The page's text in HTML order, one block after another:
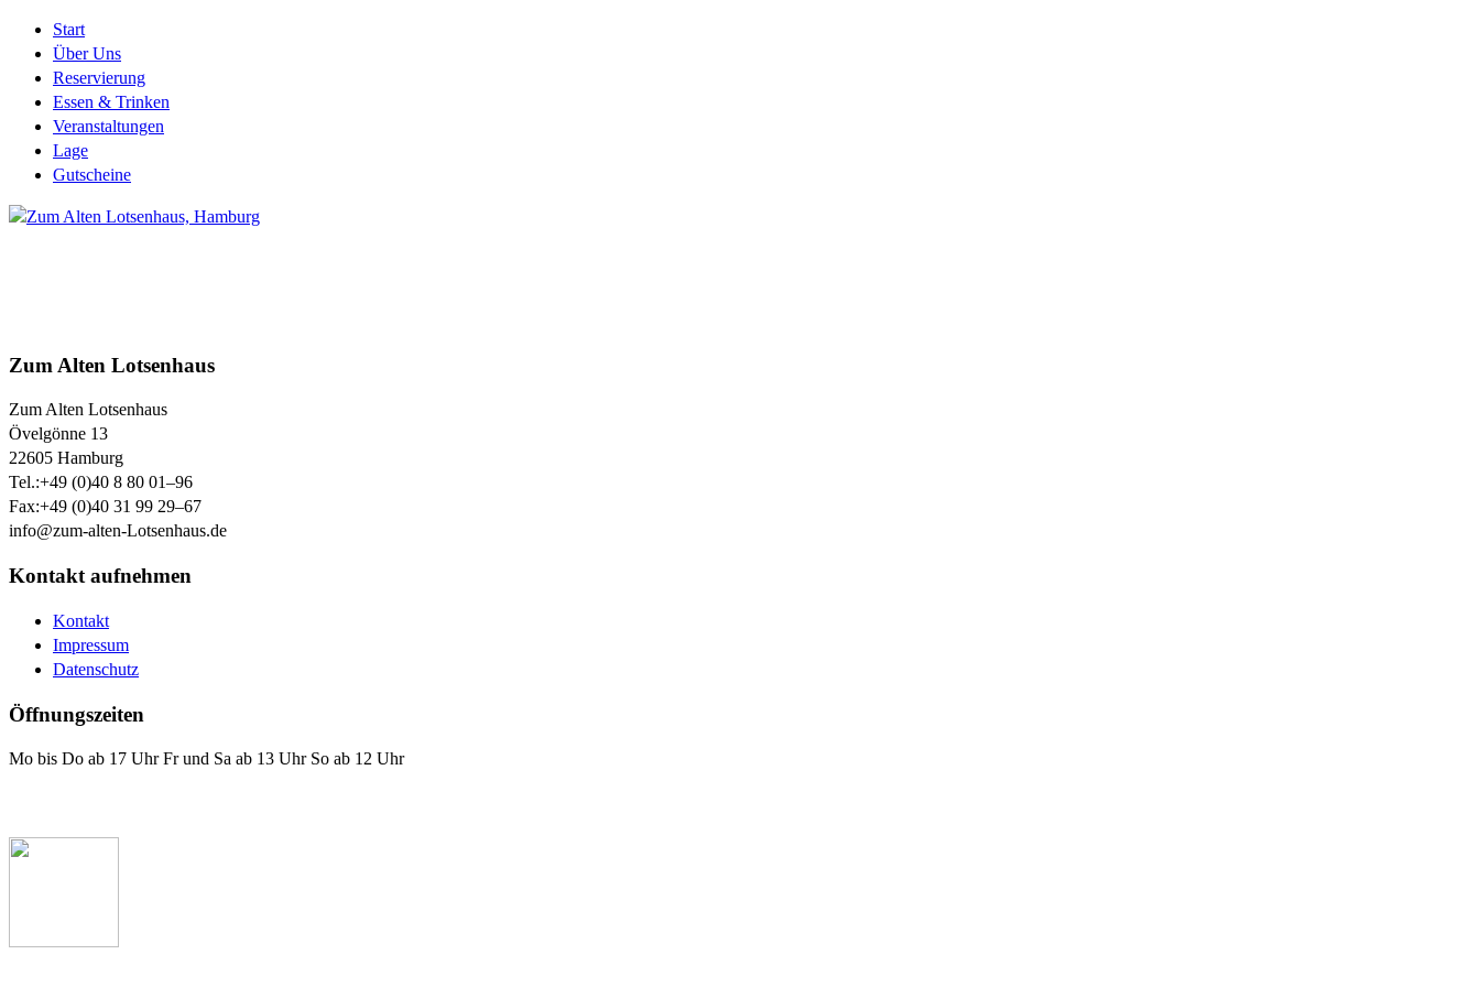
Start
Über Uns
Reservierung
Essen & Trinken
Veranstaltungen
Lage
Gutscheine
Zum Alten Lotsenhaus
Zum Alten Lotsenhaus
Övelgönne 13
22605 Hamburg
Tel.:+49 (0)40 8 80 01–96
Fax:+49 (0)40 31 99 29–67
info@zum-alten-Lotsenhaus.de
Kontakt aufnehmen
Kontakt
Impressum
Datenschutz
Öffnungszeiten
Mo bis Do ab 17 Uhr Fr und Sa ab 13 Uhr So ab 12 Uhr